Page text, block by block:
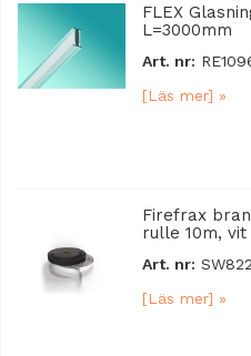
FLEX
L=3000mm
Art. nr:
[Läs mer] »
Firefrax
rulle 10m, vit
Art. nr:
[Läs mer] »